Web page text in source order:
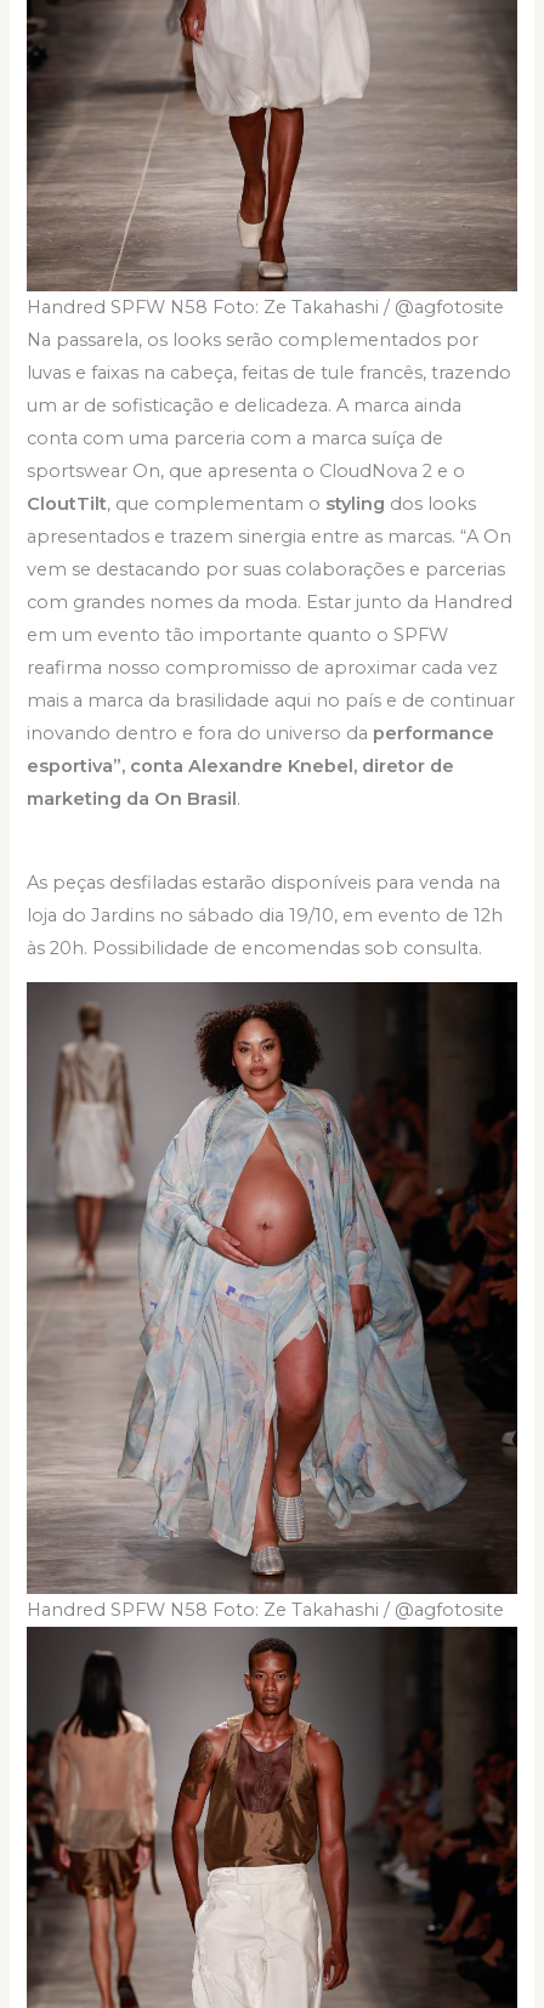
Handred SPFW N58 Foto: Ze Takahashi / @agfotosite
Na passarela, os looks serão complementados por
luvas e faixas na cabeça, feitas de tule francês, trazendo
um ar de sofisticação e delicadeza. A marca ainda
conta com uma parceria com a marca suíça de
sportswear On, que apresenta o CloudNova 2 e o
CloutTilt, que complementam o styling dos looks
apresentados e trazem sinergia entre as marcas. “A On
vem se destacando por suas colaborações e parcerias
com grandes nomes da moda. Estar junto da Handred
em um evento tão importante quanto o SPFW
reafirma nosso compromisso de aproximar cada vez
mais a marca da brasilidade aqui no país e de continuar
inovando dentro e fora do universo da performance
esportiva”, conta Alexandre Knebel, diretor de
marketing da On Brasil.
As peças desfiladas estarão disponíveis para venda na
loja do Jardins no sábado dia 19/10, em evento de 12h
às 20h. Possibilidade de encomendas sob consulta.
Handred SPFW N58 Foto: Ze Takahashi / @agfotosite